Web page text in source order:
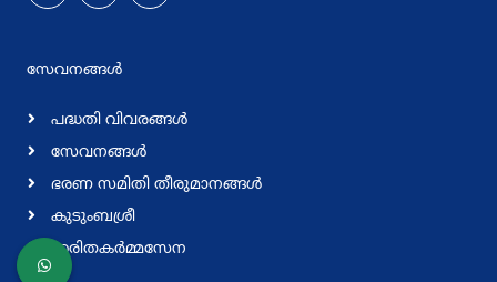
സേവനങ്ങള്‍
പദ്ധതി വിവരങ്ങള്‍
സേവനങ്ങള്‍
ഭരണ സമിതി തീരുമാനങ്ങള്‍
കുടുംബശ്രീ
ഹരിതകര്‍മ്മസേന